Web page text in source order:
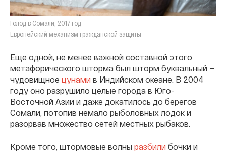
Голод в Сомали, 2017 год
Европейский механизм гражданской защиты
Еще одной, не менее важной составной этого
метафорического шторма был шторм буквальный —
чудовищное цунами в Индийском океане. В 2004
году оно разрушило целые города в Юго-
Восточной Азии и даже докатилось до берегов
Сомали, потопив немало рыболовных лодок и
разорвав множество сетей местных рыбаков.
Кроме того, штормовые волны разбили бочки и